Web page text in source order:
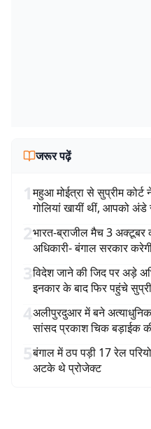
जरूर पढ़ें
1महुआ मोईत्रा से सुप्रीम कोर्ट
गोलियां खायीं थीं, आपको अंडे
2भारत-ब्राजील मैच 3 अक्टूबर
अधिकारी- बंगाल सरकार
3विदेश जाने की जिद पर अड़े
इनकार के बाद फिर पहुंचे
4अलीपुरदुआर में बने
सांसद प्रकाश चिक बड़ाईक
5बंगाल में ठप पड़ी 17 रेल
अटके थे प्रोजेक्ट